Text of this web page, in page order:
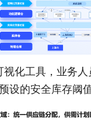
视化工具，业务
设的安全库存阈